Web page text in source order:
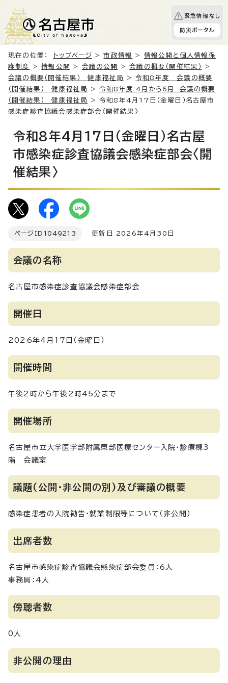
緊急情報なし
防災ポータル
現在の位置： トップページ >市政情報 > 情報公開と個人情報保
護制度
>情報公開 > 会議の公開 >会議の概要（開催結果）
>
会議の概要（開催結果） 健康福祉局
>令和8年度 会議の概要
（開催結果） 健康福祉局
>令和8年度 4月から6月 会議の概要
（開催結果） 健康福祉局
> 令和8年4月17日（金曜日）名古屋市
感染症診査協議会感染症部会〈開催結果〉
令和8年4月17日（金曜日）名古屋
市感染症診査協議会感染症部会〈開
催結果〉
ページID 1049213 更新日 2026年4月30日
会議の名称
名古屋市感染症診査協議会感染症部会
開催日
2026年4月17日（金曜日）
開催時間
午後2時から午後2時45分まで
開催場所
名古屋市立大学医学部附属東部医療センター入院・診療棟3
階 会議室
議題(公開・非公開の別)及び審議の概要
感染症患者の入院勧告・就業制限等について（非公開）
出席者数
名古屋市感染症診査協議会感染症部会委員：6人
事務局：4人
傍聴者数
0人
非公開の理由